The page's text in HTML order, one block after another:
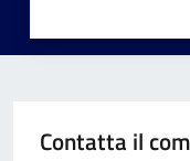
Contatta il